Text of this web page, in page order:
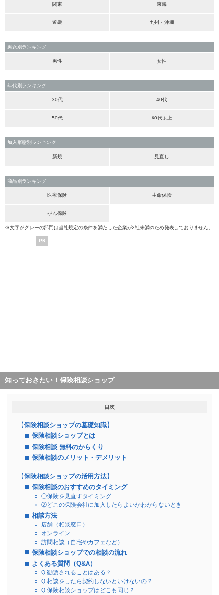
関東 東海
近畿 九州・沖縄
男女別ランキング
男性 女性
年代別ランキング
30代 40代
50代 60代以上
加入形態別ランキング
新規 見直し
商品別ランキング
医療保険 生命保険
がん保険
※文字がグレーの部門は当社規定の条件を満たした企業が2社未満のため発表しておりません。
PR
知っておきたい！保険相談ショップ
目次
【保険相談ショップの基礎知識】
保険相談ショップとは
保険相談 無料のからくり
保険相談のメリット・デメリット
【保険相談ショップの活用方法】
保険相談のおすすめのタイミング
①保険を見直すタイミング
②どこの保険会社に加入したらよいかわからないとき
相談方法
店舗（相談窓口）
オンライン
訪問相談（自宅やカフェなど）
保険相談ショップでの相談の流れ
よくある質問（Q&A）
Q.勧誘されることはある？
Q.相談をしたら契約しないといけないの？
Q.保険相談ショップはどこも同じ？